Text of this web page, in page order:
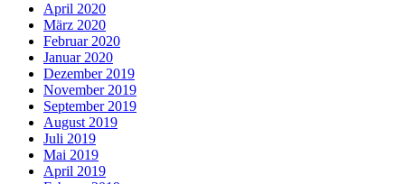
April 2020
März 2020
Februar 2020
Januar 2020
Dezember 2019
November 2019
September 2019
August 2019
Juli 2019
Mai 2019
April 2019